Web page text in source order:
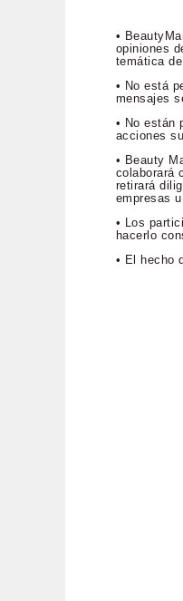
•
opiniones
temática
• No está
mensajes
• No están
acciones
• Beauty
colaborará
retirará
empresas
• Los
hacerlo
• El hecho